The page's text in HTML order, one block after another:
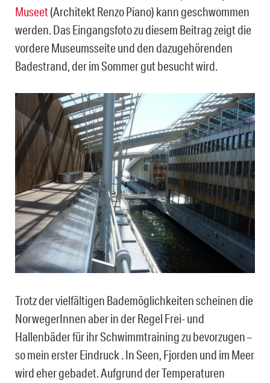
Museet(Architekt Renzo Piano) kann geschwommen
werden. Das Eingangsfoto zu diesem Beitrag zeigt die
vordere Museumsseite und den dazugehörenden
Badestrand, der im Sommer gut besucht wird.
Trotz der vielfältigen Bademöglichkeiten scheinen die
NorwegerInnen aber in der Regel Frei- und
Hallenbäder für ihr Schwimmtraining zu bevorzugen –
so mein erster Eindruck . In Seen, Fjorden und im Meer
wird eher gebadet. Aufgrund der Temperaturen